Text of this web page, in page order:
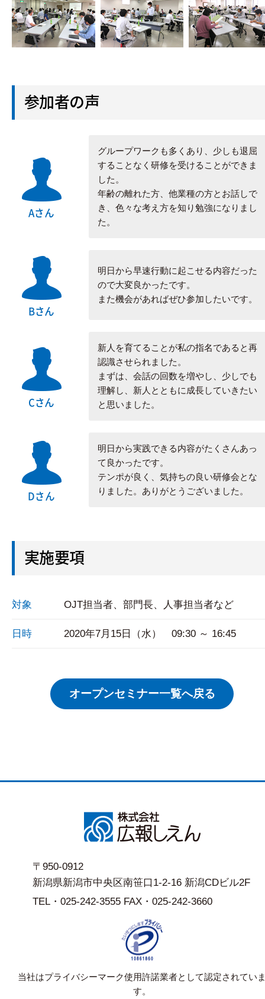
参加者の声
Aさん
グループワークも多くあり、少しも退屈
することなく研修を受けることができま
した。
年齢の離れた方、他業種の方とお話しで
き、色々な考え方を知り勉強になりまし
た。
Bさん
明日から早速行動に起こせる内容だった
ので大変良かったです。
また機会があればぜひ参加したいです。
Cさん
新人を育てることが私の指名であると再
認識させられました。
まずは、会話の回数を増やし、少しでも
理解し、新人とともに成長していきたい
と思いました。
Dさん
明日から実践できる内容がたくさんあっ
て良かったです。
テンポが良く、気持ちの良い研修会とな
りました。ありがとうございました。
実施要項
対象 OJT担当者、部門長、人事担当者など
日時 2020年7月15日（水） 09:30 ～ 16:45
オープンセミナー一覧へ戻る
〒950-0912
新潟県新潟市中央区南笹口1-2-16 新潟CDビル2F
TEL・025-242-3555 FAX・025-242-3660
当社はプライバシーマーク使用許諾業者として認定されてい
す。